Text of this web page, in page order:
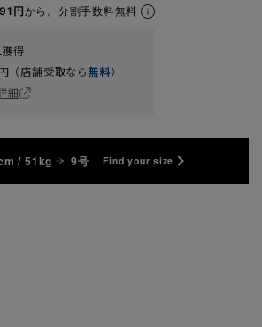
円から。分割手数料無料
得
（店舗受取なら無料）
細
/ 51kg 9号 Find your size